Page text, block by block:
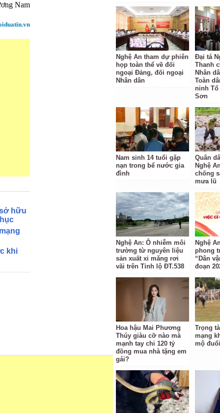
Nam
hữu
khi
Nghệ An tham dự phiên
họp toàn thể về đối
ngoại Đảng, đối ngoại
Nhân dân
Đại tá
Thanh
Nhân
Toàn
ninh
Sơn
Nam sinh 14 tuổi gặp
nạn trong bể nước gia
đình
Quân
Nghệ
chống
mưa lũ
Nghệ An: Ô nhiễm môi
trường từ nguyên liệu
sản xuất xi măng rơi
vãi trên Tỉnh lộ ĐT.538
Nghệ
phong
“Dân
đoạn
Hoa hậu Mai Phương
Thúy giàu cỡ nào mà
mạnh tay chi 120 tỷ
đồng mua nhà tặng em
gái?
Trọng
mạng
mộ